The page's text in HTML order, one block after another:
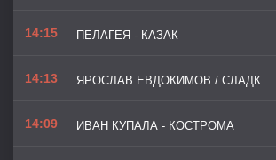
14:15 ПЕЛАГЕЯ - КАЗАК
14:13 ЯРОСЛАВ ЕВДОКИМОВ / СЛАДКА ЯГОДА - СКАКАЛ КАЗАК ЧЕРЕЗ ДОЛИНУ
14:09 ИВАН КУПАЛА - КОСТРОМА